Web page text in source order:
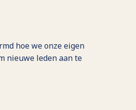
hoe we onze eigen
nieuwe leden aan te